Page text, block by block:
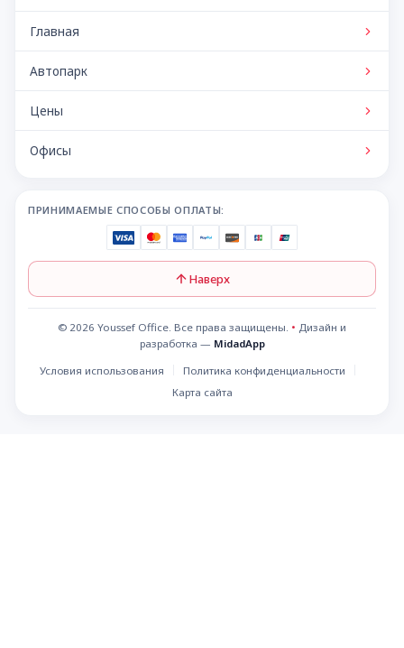
Главная
Автопарк
Цены
Офисы
ПРИНИМАЕМЫЕ СПОСОБЫ ОПЛАТЫ:
Наверх
© 2026 Youssef Office. Все права защищены. • Дизайн и
разработка — MidadApp
Условия использования
Политика конфиденциальности
Карта сайта